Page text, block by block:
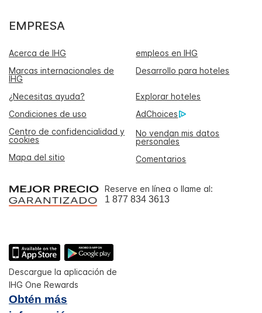
EMPRESA
Acerca de IHG
empleos en IHG
Marcas internacionales de
IHG
Desarrollo para hoteles
¿Necesitas ayuda?
Explorar hoteles
Condiciones de uso
AdChoices
Centro de confidencialidad y
cookies
No vendan mis datos
personales
Mapa del sitio
Comentarios
Reserve en línea o llame al:
1 877 834 3613
Descargue la aplicación de
IHG One Rewards
Obtén más